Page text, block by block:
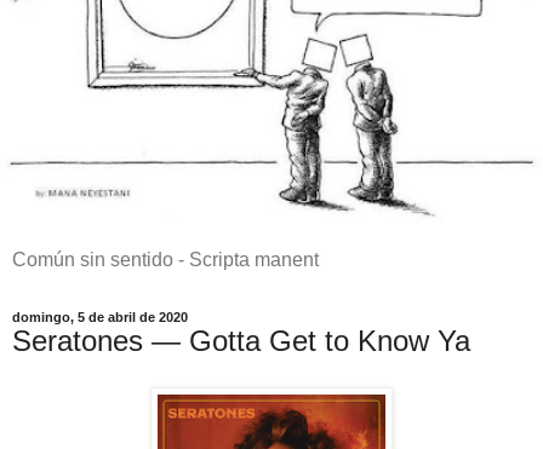
Común sin sentido - Scripta manent
domingo, 5 de abril de 2020
Seratones — Gotta Get to Know Ya